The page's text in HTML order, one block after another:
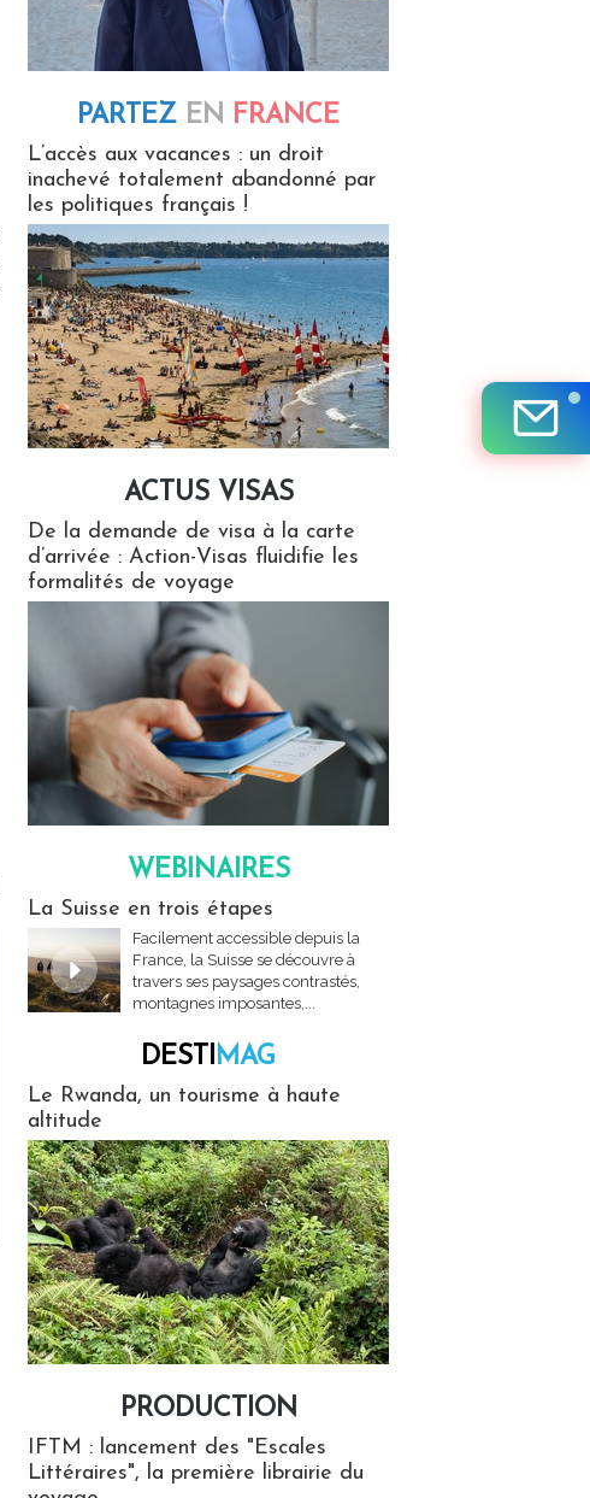
PARTEZ EN FRANCE
L’accès aux vacances : un droit
inachevé totalement abandonné par
les politiques français !
ACTUS VISAS
De la demande de visa à la carte
d’arrivée : Action-Visas fluidifie les
formalités de voyage
WEBINAIRES
La Suisse en trois étapes
Facilement accessible depuis la
France, la Suisse se découvre à
travers ses paysages contrastés,
montagnes imposantes,...
DESTIMAG
Le Rwanda, un tourisme à haute
altitude
PRODUCTION
IFTM : lancement des "Escales
Littéraires", la première librairie du